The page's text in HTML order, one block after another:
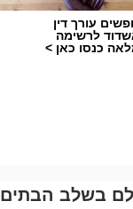
בהתמודדות,
בני יהודה.
עורך דין
לרשימה
כנסו כאן >
בשלב הבתים